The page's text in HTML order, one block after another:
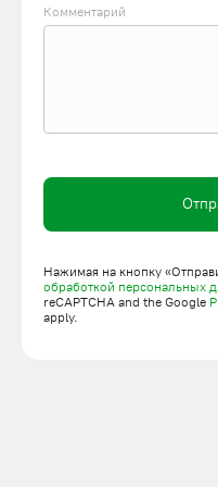
простота
экономичность;
кг путем добавления
погрузочной площадки
зависит от пожеланий
Комментарий
Нажимая на кнопку
обработкой персональных
reCAPTCHA and the Google
apply.